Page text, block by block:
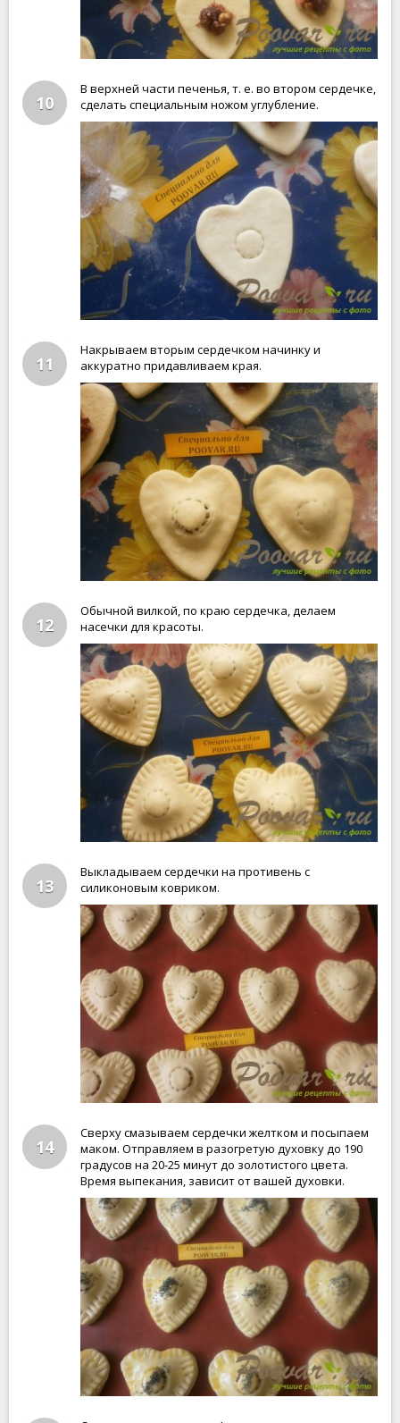
10
В верхней части печенья, т. е. во втором сердечке,
сделать специальным ножом углубление.
11
Накрываем вторым сердечком начинку и
аккуратно придавливаем края.
12
Обычной вилкой, по краю сердечка, делаем
насечки для красоты.
13
Выкладываем сердечки на противень с
силиконовым ковриком.
14
Сверху смазываем сердечки желтком и посыпаем
маком. Отправляем в разогретую духовку до 190
градусов на 20-25 минут до золотистого цвета.
Время выпекания, зависит от вашей духовки.